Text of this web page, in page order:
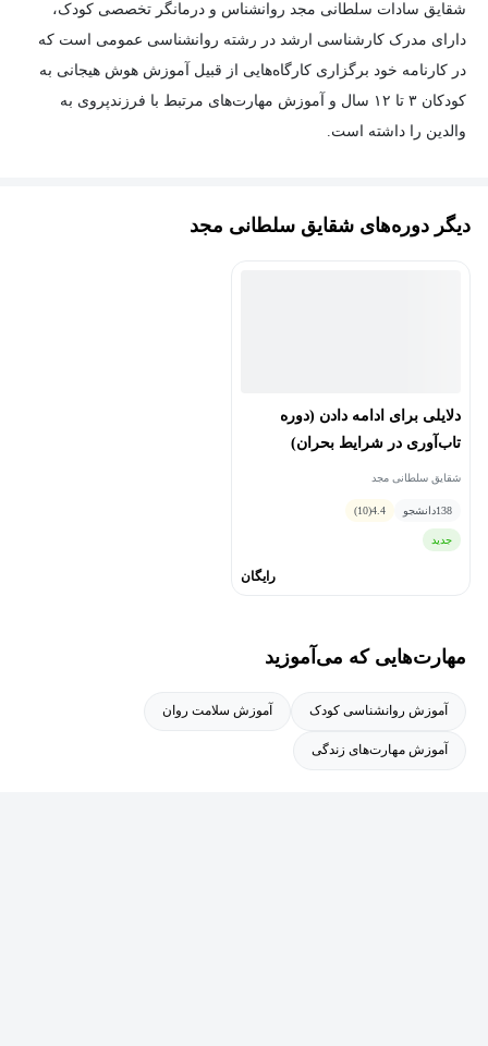
شقایق سادات سلطانی مجد روانشناس و درمانگر تخصصی کودک،
دارای مدرک کارشناسی ارشد در رشته روانشناسی عمومی است که
در کارنامه خود برگزاری کارگاه‌هایی از قبیل آموزش هوش هیجانی به
کودکان ۳ تا ۱۲ سال و آموزش مهارت‌های مرتبط با فرزندپروی به
والدین را داشته است.
- مدیریت پرخاشگری و لجبازی در کودکان
اشتیاق و علاقه او نسبت به یاری کودکان و والدین، سابقه گذراندن
دوره‌های متعددی همچون تشخیص و درمان اختلالات یادگیری، اضطرابی،
مهارت‌های ده‌گانه کودکان و نوجوانان، مربیگری سلامت و تربیت
دیگر دوره‌های شقایق سلطانی مجد
دلایلی برای ادامه دادن (دوره
تاب‌آوری در شرایط بحران)
شقایق سلطانی مجد
138دانشجو 4.4
(10)
جدید
رایگان
مهارت‌هایی که می‌آموزید
آموزش روانشناسی کودک آموزش سلامت روان
آموزش مهارت‌های زندگی